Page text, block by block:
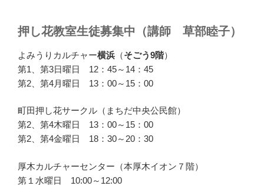
押し花教室生徒募集中（講師 草部睦子）
よみうりカルチャー横浜 （そごう9階）
第1、第3日曜日 12：45～14：45
第2、第4月曜日 13：00～15：00
町田押し花サークル（まちだ中央公民館）
第2、第4木曜日 13：00～15：00
第2、第4金曜日 18：30～20：30
厚木カルチャーセンター（本厚木イオン７階）
第１水曜日 10:00～12:00